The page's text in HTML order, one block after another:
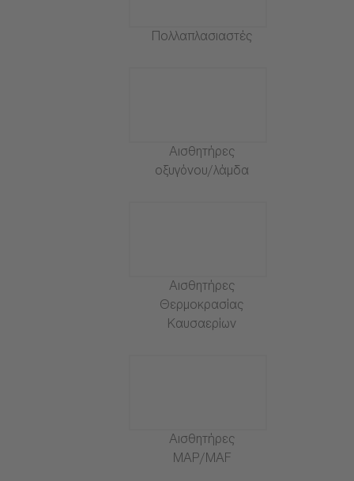
Πολλαπλασιαστές
Αισθητήρες
οξυγόνου/λάμδα
Αισθητήρες
Θερμοκρασίας
Καυσαερίων
Αισθητήρες
MAP/MAF